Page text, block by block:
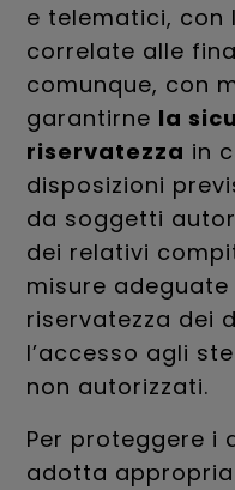
e telematici,
correlate alle
comunque, con
garantirne la
riservatezza in
disposizioni
da soggetti
dei relativi
misure
riservatezza dei
l’accesso agli
non autorizzati.
Per proteggere i
adotta